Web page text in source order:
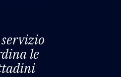
le